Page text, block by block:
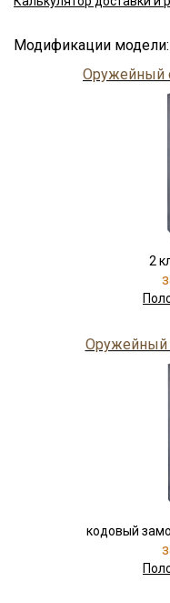
Модификации модели:
Оружейный
2
Оружейный
кодовый